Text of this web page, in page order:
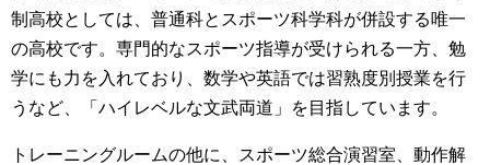
制高校としては、普通科とスポーツ科学科が併設する唯一
の高校です。専門的なスポーツ指導が受けられる一方、勉
学にも力を入れており、数学や英語では習熟度別授業を行
うなど、「ハイレベルな文武両道」を目指しています。
トレーニングルームの他に、スポーツ総合演習室、動作解